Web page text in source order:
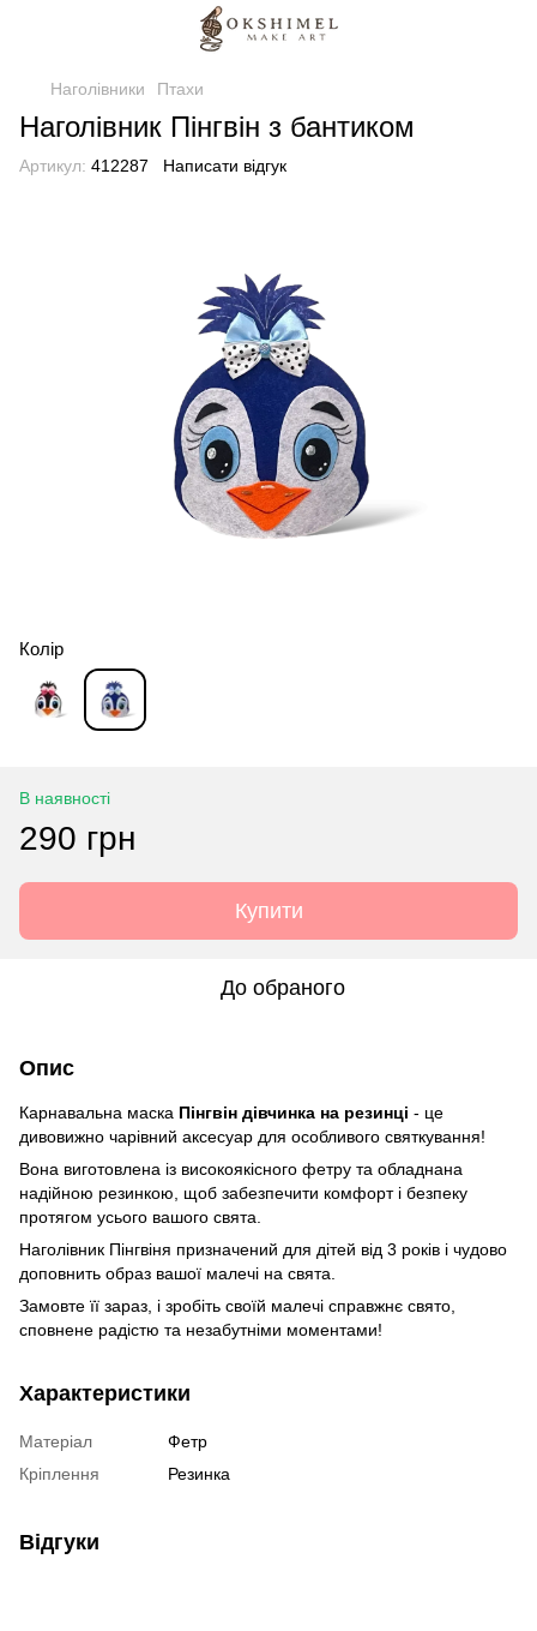
Наголівники Птахи
Наголівник Пінгвін з бантиком
Артикул: 412287 Написати відгук
Колір
В наявності
290 грн
Купити
До обраного
Опис
Карнавальна маска Пінгвін дівчинка на резинці - це
дивовижно чарівний аксесуар для особливого святкування!
Вона виготовлена із високоякісного фетру та обладнана
надійною резинкою, щоб забезпечити комфорт і безпеку
протягом усього вашого свята.
Наголівник Пінгвіня призначений для дітей від 3 років і чудово
доповнить образ вашої малечі на свята.
Замовте її зараз, і зробіть своїй малечі справжнє свято,
сповнене радістю та незабутніми моментами!
Характеристики
Матеріал
Фетр
Кріплення
Резинка
Відгуки